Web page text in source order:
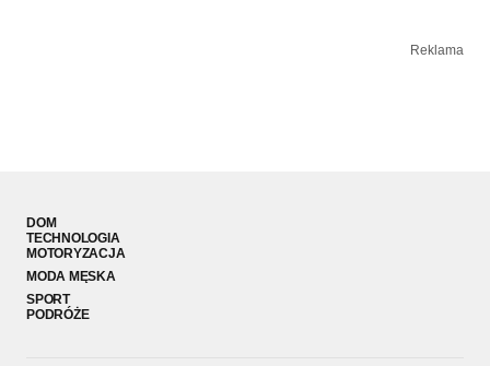
Reklama
DOM
TECHNOLOGIA
MOTORYZACJA
MODA MĘSKA
SPORT
PODRÓŻE